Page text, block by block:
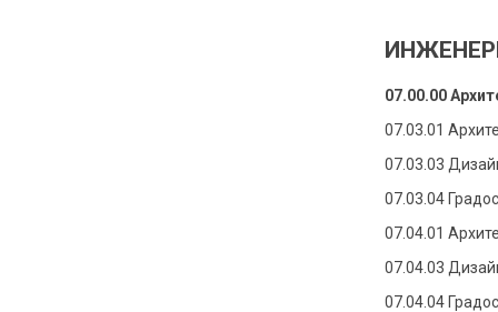
07.00.00
07.03.01
07.03.03
07.03.04
07.04.01
07.04.03
07.04.04